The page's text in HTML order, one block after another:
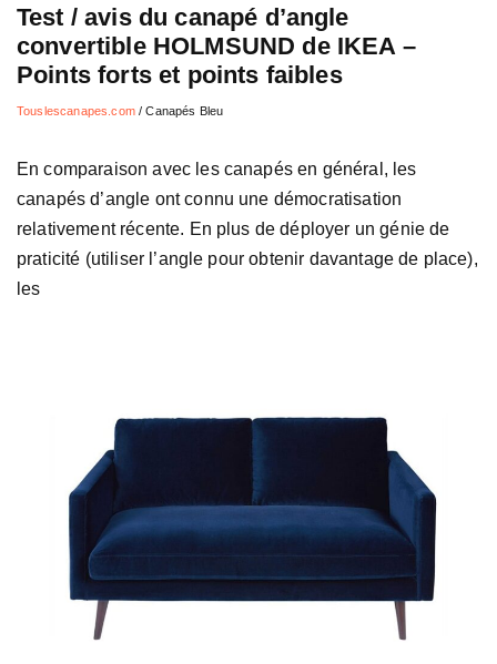
Test / avis du canapé d’angle
convertible HOLMSUND de IKEA –
Points forts et points faibles
Touslescanapes.com/Canapés Bleu
En comparaison avec les canapés en général, les
canapés d’angle ont connu une démocratisation
relativement récente. En plus de déployer un génie de
praticité (utiliser l’angle pour obtenir davantage de place),
les